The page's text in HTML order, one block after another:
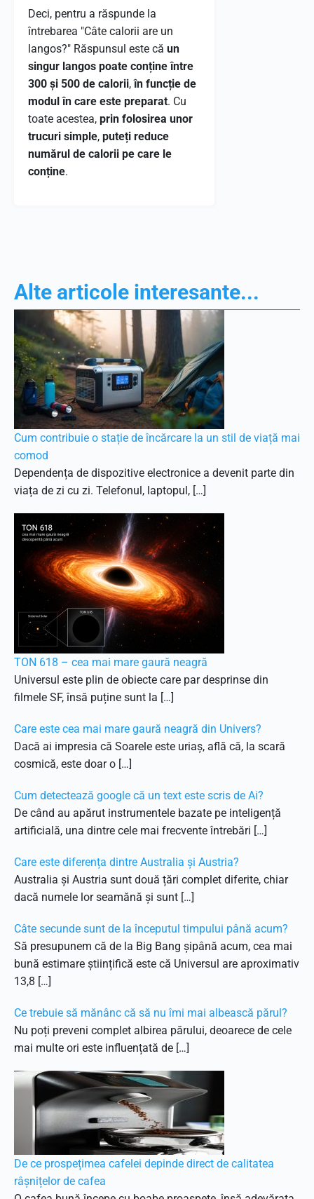
Deci, pentru a răspunde la
întrebarea "Câte calorii are un
langos?" Răspunsul este că un
singur langos poate conține între
300 și 500 de calorii,în funcție de
modul în care este preparat. Cu
toate acestea, prin folosirea unor
trucuri simple, puteți reduce
numărul de calorii pe care le
conține.
Alte articole interesante...
Cum contribuie o stație de încărcare la un stil de viață mai
comod
Dependența de dispozitive electronice a devenit parte din
viața de zi cu zi. Telefonul, laptopul, […]
TON 618 – cea mai mare gaură neagră
Universul este plin de obiecte care par desprinse din
filmele SF, însă puține sunt la […]
Care este cea mai mare gaură neagră din Univers?
Dacă ai impresia că Soarele este uriaș, află că, la scară
cosmică, este doar o […]
Cum detectează google că un text este scris de Ai?
De când au apărut instrumentele bazate pe inteligență
artificială, una dintre cele mai frecvente întrebări […]
Care este diferența dintre Australia și Austria?
Australia și Austria sunt două țări complet diferite, chiar
dacă numele lor seamănă și sunt […]
Câte secunde sunt de la începutul timpului până acum?
Să presupunem că de la Big Bang șipână acum, cea mai
bună estimare științifică este că Universul are aproximativ
13,8 […]
Ce trebuie să mănânc că să nu îmi mai albească părul?
Nu poți preveni complet albirea părului, deoarece de cele
mai multe ori este influențată de […]
De ce prospețimea cafelei depinde direct de calitatea
râșnițelor de cafea